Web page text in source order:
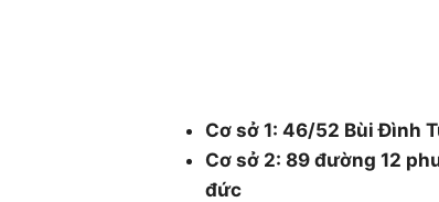
Cơ sở 1: 46/52 Bùi Đình
Cơ sở 2: 89 đường 12
đức